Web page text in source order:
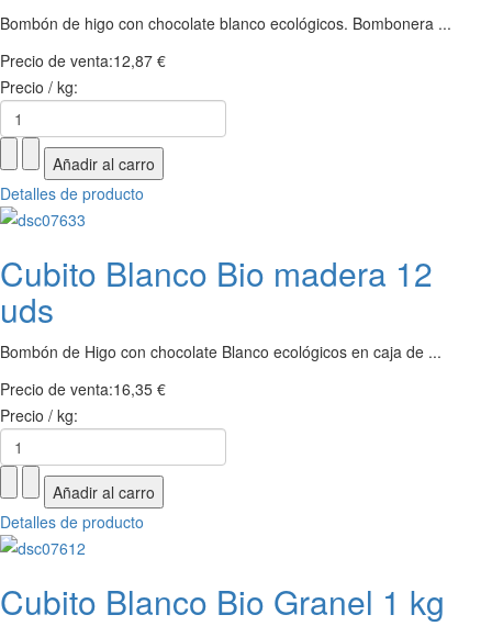
Bombón de higo con chocolate blanco ecológicos. Bombonera ...
Precio de venta:12,87 €
Precio / kg:
Detalles de producto
Cubito Blanco Bio madera 12
uds
Bombón de Higo con chocolate Blanco ecológicos en caja de ...
Precio de venta:16,35 €
Precio / kg:
Detalles de producto
Cubito Blanco Bio Granel 1 kg